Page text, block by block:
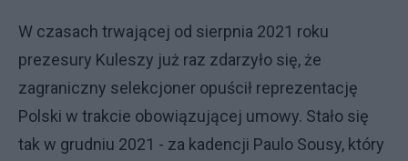
W czasach trwającej od sierpnia 2021 roku
prezesury Kuleszy już raz zdarzyło się, że
zagraniczny selekcjoner opuścił reprezentację
Polski w trakcie obowiązującej umowy. Stało się
tak w grudniu 2021 - za kadencji Paulo Sousy, który